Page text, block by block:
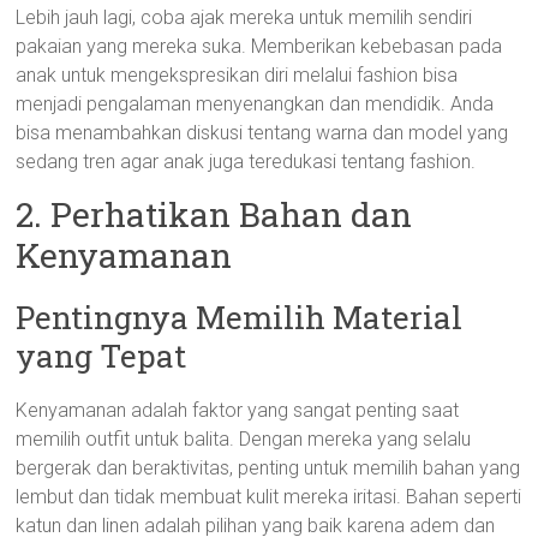
Lebih jauh lagi, coba ajak mereka untuk memilih sendiri
pakaian yang mereka suka. Memberikan kebebasan pada
anak untuk mengekspresikan diri melalui fashion bisa
menjadi pengalaman menyenangkan dan mendidik. Anda
bisa menambahkan diskusi tentang warna dan model yang
sedang tren agar anak juga teredukasi tentang fashion.
2. Perhatikan Bahan dan
Kenyamanan
Pentingnya Memilih Material
yang Tepat
Kenyamanan adalah faktor yang sangat penting saat
memilih outfit untuk balita. Dengan mereka yang selalu
bergerak dan beraktivitas, penting untuk memilih bahan yang
lembut dan tidak membuat kulit mereka iritasi. Bahan seperti
katun dan linen adalah pilihan yang baik karena adem dan